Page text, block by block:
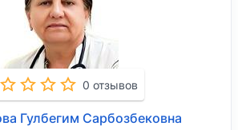
0 отзывов
Гулбегим Сарбозбековна